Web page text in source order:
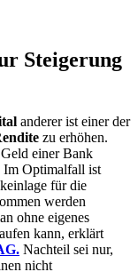
Steigerung
anderer ist einer der
zu erhöhen.
einer Bank
Im Optimalfall ist
für die
werden
ohne eigenes
kann, erklärt
Nachteil sei nur,
nicht